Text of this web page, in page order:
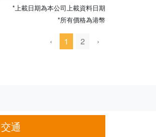
*上載日期為本公司上載資料日期
*所有價格為港幣
‹ 1 2 ›
交通